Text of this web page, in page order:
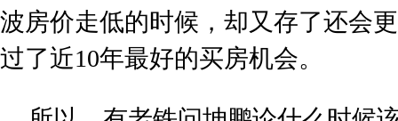
波房价走低的时候，却又存了还会
过了近10年最好的买房机会。